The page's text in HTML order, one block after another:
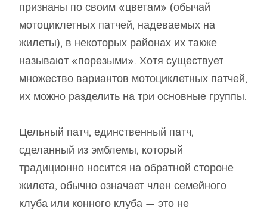
признаны по своим «цветам» (обычай
мотоциклетных патчей, надеваемых на
жилеты), в некоторых районах их также
называют «порезыми». Хотя существует
множество вариантов мотоциклетных патчей,
их можно разделить на три основные группы.
Цельный патч, единственный патч,
сделанный из эмблемы, который
традиционно носится на обратной стороне
жилета, обычно означает член семейного
клуба или конного клуба — это не